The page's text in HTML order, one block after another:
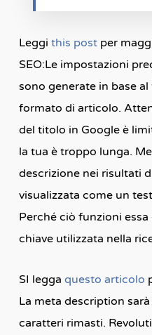
Leggi this postper
SEO:Le impostazioni
sono generate in base
formato di articolo.
del titolo in Google è
la tua è troppo lunga.
descrizione nei risultati
visualizzata come un
Perché ciò funzioni
chiave utilizzata nella
SI legga questo articolo
La meta description
caratteri rimasti.